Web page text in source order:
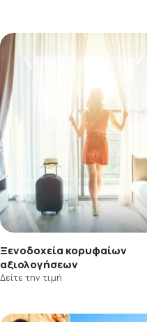
Ξενοδοχεία κορυφαίων
αξιολογήσεων
Δείτε την τιμή